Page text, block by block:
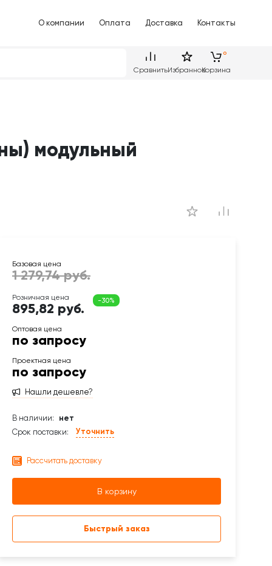
О компании Оплата Доставка Контакты
СравнитьИзбранноеКорзина
модульный
895,82 руб.
по запросу
по запросу
Нашли дешевле?
В наличии:
нет
Срок поставки:
Уточнить
Рассчитать доставку
В корзину
Быстрый заказ